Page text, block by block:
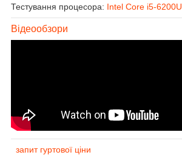
Тестування процесора: Intel Core i5-6200U
Відеообзори
запит гуртової ціни